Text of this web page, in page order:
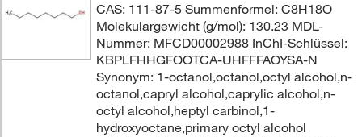
CAS: 111-87-5 Summenformel: C8H18O
Molekulargewicht (g/mol): 130.23 MDL-
Nummer: MFCD00002988 InChI-Schlüssel:
KBPLFHHGFOOTCA-UHFFFAOYSA-N
Synonym: 1-octanol,octanol,octyl alcohol,n-
octanol,capryl alcohol,caprylic alcohol,n-
octyl alcohol,heptyl carbinol,1-
hydroxyoctane,primary octyl alcohol